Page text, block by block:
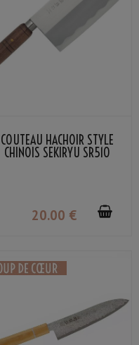
COUTEAU HACHOIR STYLE
CHINOIS SEKIRYU SR510
20.00 €